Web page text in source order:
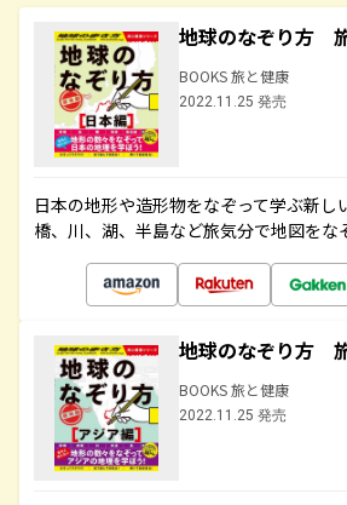
地球のなぞり方
BOOKS 旅と健康
2022.11.25 発売
日本の地形や造形物をなぞって学ぶ新し
橋、川、湖、半島など旅気分で地図をな
地球のなぞり方
BOOKS 旅と健康
2022.11.25 発売